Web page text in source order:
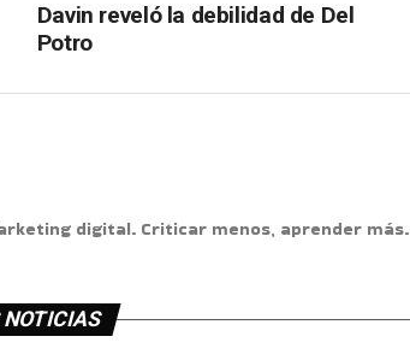
Davin reveló la debilidad de Del
Potro
digital. Criticar menos, aprender más.
NOTICIAS